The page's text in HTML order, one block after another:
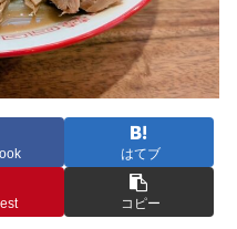
はてブ
コピー